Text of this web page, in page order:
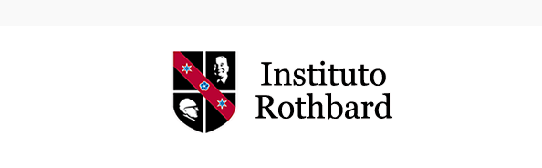
Instituto
Rothbard
Brasil